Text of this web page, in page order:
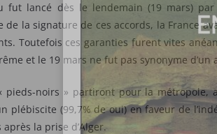
fut lancé dès le lendemain (19 mars)
de la signature de ces accords, la France
Toutefois ces garanties furent vites
et le 19 mars ne fut pas synonyme
pieds-noirs » partiront pour la métropole,
plébiscite (99,7% de oui) en faveur de
la prise d’Alger.